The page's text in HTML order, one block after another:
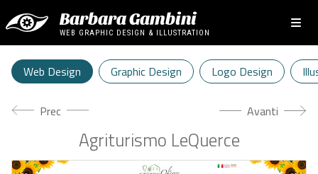
Barbara Gambini
WEB GRAPHIC DESIGN & ILLUSTRATION
Web Design Graphic Design Logo Design
Articolo precedente: Landing Pages e DEM 2017 / 2018
Prec Articolo
Avanti
Agriturismo LeQuerce